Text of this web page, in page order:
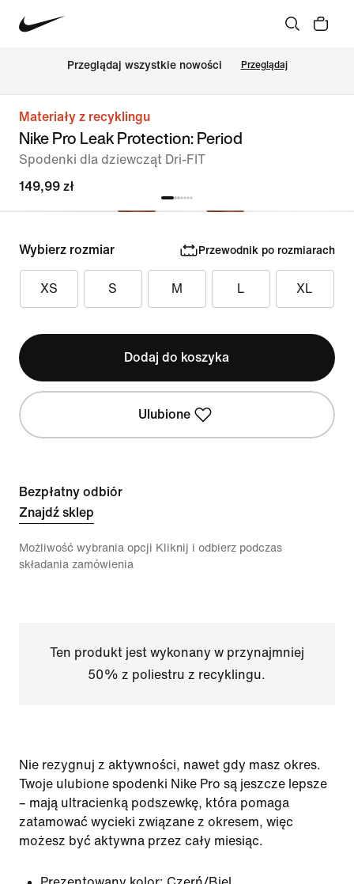
Przeglądaj wszystkie nowości Przeglądaj
Materiały z recyklingu
Nike Pro Leak Protection: Period
Spodenki dla dziewcząt Dri-FIT
149,99 zł
Wybierz rozmiar Przewodnik po rozmiarach
XS S M L XL
Dodaj do koszyka
Ulubione
Bezpłatny odbiór
Znajdź sklep
Możliwość wybrania opcji Kliknij i odbierz podczas
składania zamówienia
Ten produkt jest wykonany w przynajmniej
50% z poliestru z recyklingu.
Nie rezygnuj z aktywności, nawet gdy masz okres.
Twoje ulubione spodenki Nike Pro są jeszcze lepsze
– mają ultracienką podszewkę, która pomaga
zatamować wycieki związane z okresem, więc
możesz być aktywna przez cały miesiąc.